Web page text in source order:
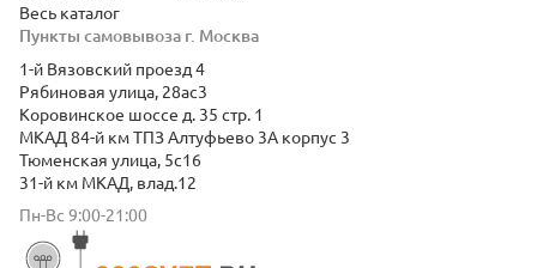
Пункты самовывоза г. Москва
1-й Вязовский проезд 4
Рябиновая улица, 28ас3
Коровинское шоссе д. 35 стр. 1
МКАД 84-й км ТПЗ Алтуфьево 3А корпус 3
Тюменская улица, 5с16
31-й км МКАД, влад.12
Пн-Вс 9:00-21:00
Весь каталог